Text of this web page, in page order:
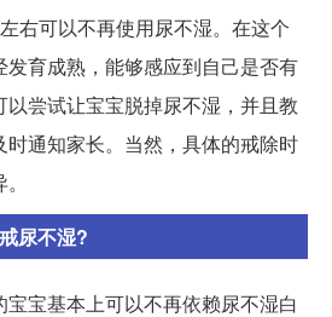
右可以不再使用尿不湿。在这个
发育成熟，能够感应到自己是否有
尝试让宝宝脱掉尿不湿，并且教
通知家长。当然，具体的戒除时
尿不湿?
宝基本上可以不再依赖尿不湿白